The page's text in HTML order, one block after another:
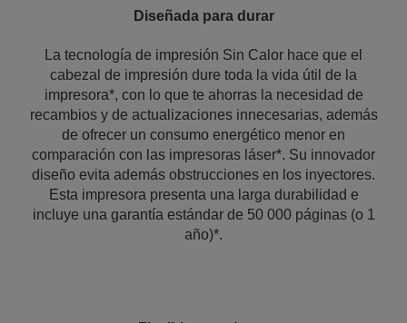
Diseñada para durar
La tecnología de impresión Sin Calor hace que el
cabezal de impresión dure toda la vida útil de la
impresora*, con lo que te ahorras la necesidad de
recambios y de actualizaciones innecesarias, además
de ofrecer un consumo energético menor en
comparación con las impresoras láser*. Su innovador
diseño evita además obstrucciones en los inyectores.
Esta impresora presenta una larga durabilidad e
incluye una garantía estándar de 50 000 páginas (o 1
año)*.